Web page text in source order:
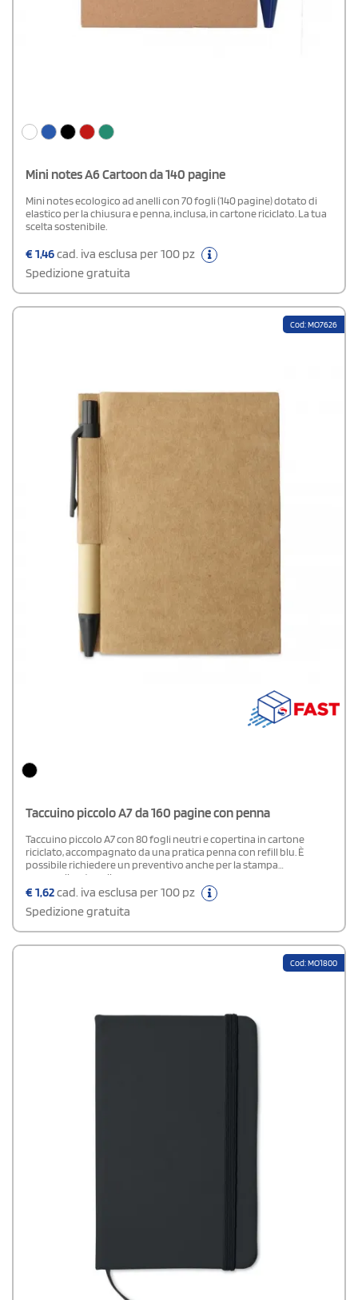
Mini notes A6 Cartoon da 140 pagine
Mini notes ecologico ad anelli con 70 fogli (140 pagine) dotato di
elastico per la chiusura e penna, inclusa, in cartone riciclato. La tua
scelta sostenibile.
€1,46cad. iva esclusa per 100 pz
Spedizione gratuita
Cod: MO7626
Taccuino piccolo A7 da 160 pagine con penna
Taccuino piccolo A7 con 80 fogli neutri e copertina in cartone
riciclato, accompagnato da una pratica penna con refill blu. È
possibile richiedere un preventivo anche per la stampa
personalizzata sulla penna.
€1,62cad. iva esclusa per 100 pz
Spedizione gratuita
Cod: MO1800